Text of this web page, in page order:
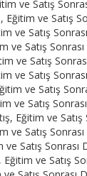
ve Satış
ve Satış
ve Satış
ve Satış
ve Satış
ve Satış
ve Satış
ve Satış
Eğitim ve
ve Satış
Satış Sonrası
ve Satış